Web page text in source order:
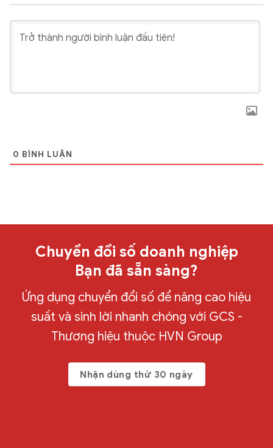
0 BÌNH LUẬN
Chuyển đổi số doanh nghiệp
Bạn đã sẵn sàng?
Ứng dụng chuyển đổi số để nâng cao hiệu
suất và sinh lời nhanh chóng với GCS -
Thương hiệu thuộc HVN Group
Nhận dùng thử 30 ngày